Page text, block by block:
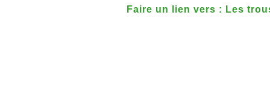
Faire un lien vers : Les